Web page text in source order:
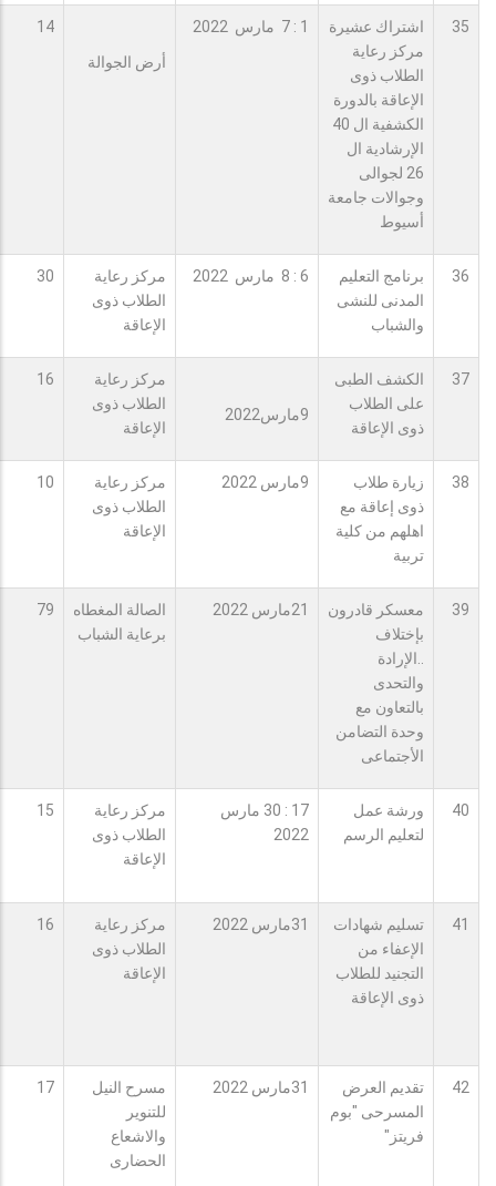
35
اشتراك عشيرة
مركز رعاية
الطلاب ذوى
الإعاقة بالدورة
الكشفية ال 40
الإرشادية ال
26 لجوالى
وجوالات جامعة
أسيوط
1 : 7 مارس 2022
أرض الجوالة
14
36
برنامج التعليم
المدنى للنشى
والشباب
6 : 8 مارس 2022
مركز رعاية
الطلاب ذوى
الإعاقة
30
37
الكشف الطبى
على الطلاب
ذوى الإعاقة
9مارس2022
مركز رعاية
الطلاب ذوى
الإعاقة
16
38
زيارة طلاب
ذوى إعاقة مع
اهلهم من كلية
تربية
9مارس 2022
مركز رعاية
الطلاب ذوى
الإعاقة
10
39
معسكر قادرون
بإختلاف
..الإرادة
والتحدى
بالتعاون مع
وحدة التضامن
الأجتماعى
21مارس 2022
الصالة المغطاه
برعاية الشباب
79
40
ورشة عمل
لتعليم الرسم
17 : 30 مارس
2022
مركز رعاية
الطلاب ذوى
الإعاقة
15
41
تسليم شهادات
الإعفاء من
التجنيد للطلاب
ذوى الإعاقة
31مارس 2022
مركز رعاية
الطلاب ذوى
الإعاقة
16
42
تقديم العرض
المسرحى "بوم
فريتز"
31مارس 2022
مسرح النيل
للتنوير
والاشعاع
الحضارى
17